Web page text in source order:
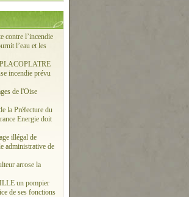
contre l’incendie
l’eau et les
incendie prévu
de l'Oise
la Préfecture du
Energie doit
illégal de
administrative de
arrose la
un pompier
de ses fonctions